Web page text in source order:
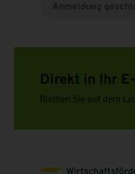
Direkt in Ihr
Bleiben Sie auf dem